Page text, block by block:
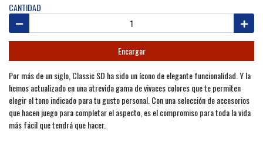
CANTIDAD
Encargar
Por más de un siglo, Classic SD ha sido un ícono de elegante funcionalidad. Y la
hemos actualizado en una atrevida gama de vivaces colores que te permiten
elegir el tono indicado para tu gusto personal. Con una selección de accesorios
que hacen juego para completar el aspecto, es el compromiso para toda la vida
más fácil que tendrá que hacer.